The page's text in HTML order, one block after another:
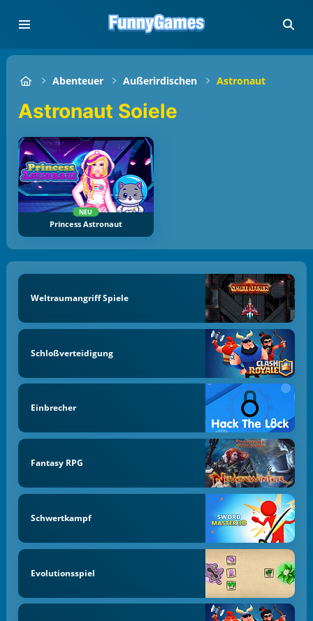
Abenteuer Außerirdischen Astronaut
Astronaut Soiele
NEU
Princess Astronaut
Weltraumangriff Spiele
Schloßverteidigung
Einbrecher
Fantasy RPG
Schwertkampf
Evolutionsspiel